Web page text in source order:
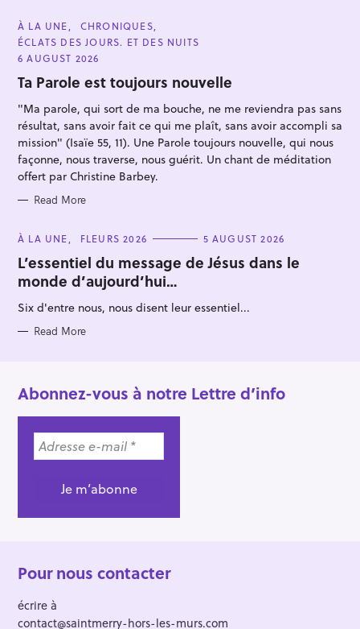
C
A
T
E
G
O
R
E
À LA UNE
CHRONIQUES
ÉCLATS DES JOURS. ET DES NUITS
6 AUGUST 2026
Ta Parole est toujours nouvelle
"Ma parole, qui sort de ma bouche, ne me reviendra pas sans
résultat, sans avoir fait ce qui me plaît, sans avoir accompli sa
mission" (Isaïe 55, 11). Une Parole toujours nouvelle, qui nous
façonne, nous traverse, nous guérit. Un chant de méditation
offert par Christine Barbey.
Read More
C
T
E
G
O
R
I
S
À LA UNE FLEURS 2026 5 AUGUST 2026
L’essentiel du message de Jésus dans le
monde d’aujourd’hui…
Six d'entre nous, nous disent leur essentiel...
Read More
Abonnez-vous à notre Lettre d’info
Pour nous contacter
écrire à
contact@saintmerry-hors-les-murs.com
S
e
a
r
h
f
o
r
: